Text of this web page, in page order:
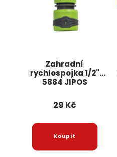
Zahradní
rychlospojka 1/2"
5884 JIPOS
29 Kč